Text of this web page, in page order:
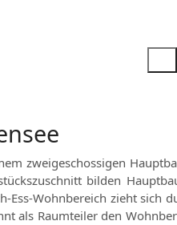
zweigeschossigen
bilden
Ess-Wohnbereich zieht sich
als Raumteiler den